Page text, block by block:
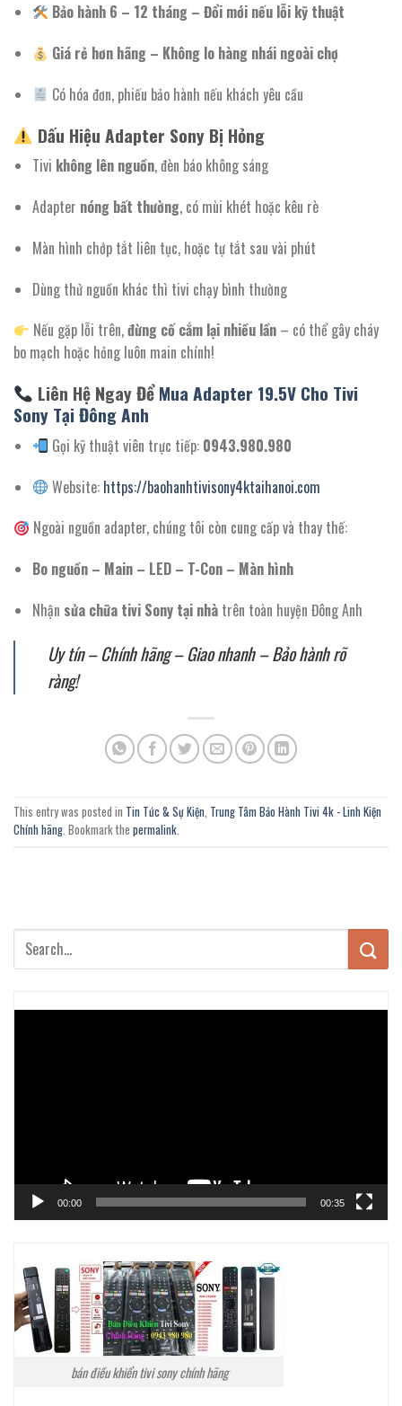
Bảo hành 6 – 12 tháng – Đổi mới nếu lỗi kỹ thuật
Giá rẻ hơn hãng – Không lo hàng nhái ngoài chợ
Có hóa đơn, phiếu bảo hành nếu khách yêu cầu
Dấu Hiệu Adapter Sony Bị Hỏng
Tivi không lên nguồn, đèn báo không sáng
Adapter nóng bất thường, có mùi khét hoặc kêu rè
Màn hình chớp tắt liên tục, hoặc tự tắt sau vài phút
Dùng thử nguồn khác thì tivi chạy bình thường
Nếu gặp lỗi trên,đừng cố cắm lại nhiều lần – có thể gây cháy
bo mạch hoặc hỏng luôn main chính!
Liên Hệ Ngay ĐểMua Adapter 19.5V Cho Tivi
Sony Tại Đông Anh
Gọi kỹ thuật viên trực tiếp: 0943.980.980
Website: https://baohanhtivisony4ktaihanoi.com
Ngoài nguồn adapter, chúng tôi còn cung cấp và thay thế:
Bo nguồn – Main – LED – T-Con – Màn hình
Nhận sửa chữa tivi Sony tại nhàtrên toàn huyện Đông Anh
Uy tín – Chính hãng – Giao nhanh – Bảo hành rõ
ràng!
This entry was posted in Tin Tức & Sự Kiện, Trung Tâm Bảo Hành Tivi 4k - Linh Kiện
Chính hãng. Bookmark the permalink.
00:00 00:35
bán điều khiển tivi sony chính hãng